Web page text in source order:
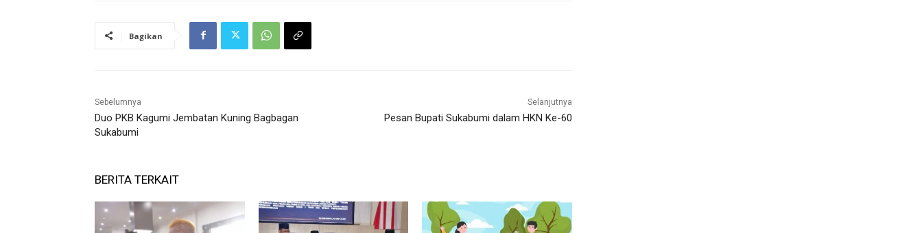
Bagikan
Sebelumnya
Duo PKB Kagumi Jembatan Kuning Bagbagan
Sukabumi
Selanjutnya
Pesan Bupati Sukabumi dalam HKN Ke-60
BERITA TERKAIT